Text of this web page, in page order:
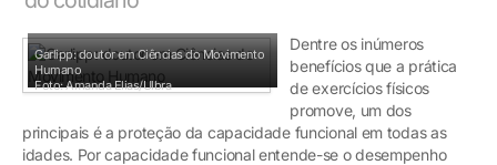
Garlipp: doutor em Ciências do Movimento
Humano
Foto: Amanda Elias/Ulbra
Dentre os inúmeros
benefícios que a prática
de exercícios físicos
promove, um dos
principais é a proteção da capacidade funcional em todas as
idades. Por capacidade funcional entende-se o desempenho